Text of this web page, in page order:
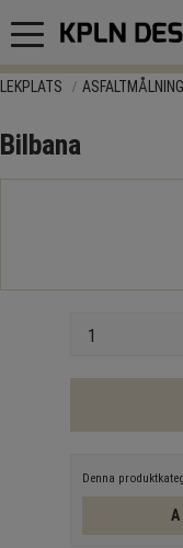
Meny
LEKPLATS ASFALTMÅLNING
Bilbana
Denna